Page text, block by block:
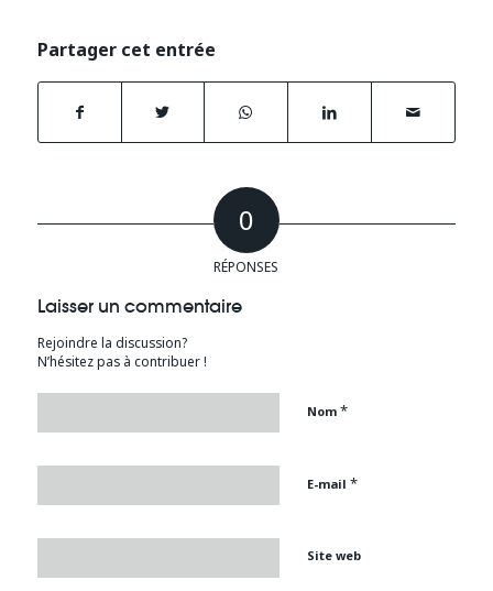
Partager cet entrée
0
RÉPONSES
Laisser un commentaire
Rejoindre la discussion?
N’hésitez pas à contribuer !
Nom *
E-mail *
Site web